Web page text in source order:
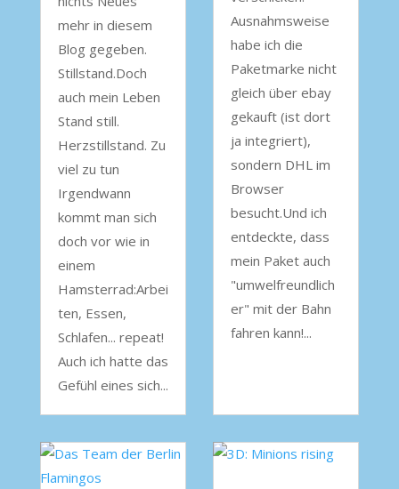
mehr in diesem
Blog gegeben.
Stillstand.Doch
auch mein Leben
Stand still.
Herzstillstand. Zu
viel zu tun
Irgendwann
kommt man sich
doch vor wie in
einem
Hamsterrad:Arbei
ten, Essen,
Schlafen... repeat!
Auch ich hatte das
Gefühl eines sich...
Ausnahmsweise
habe ich die
Paketmarke nicht
gleich über ebay
gekauft (ist dort
ja integriert),
sondern DHL im
Browser
besucht.Und ich
entdeckte, dass
mein Paket auch
"umwelfreundlich
er" mit der Bahn
fahren kann!...